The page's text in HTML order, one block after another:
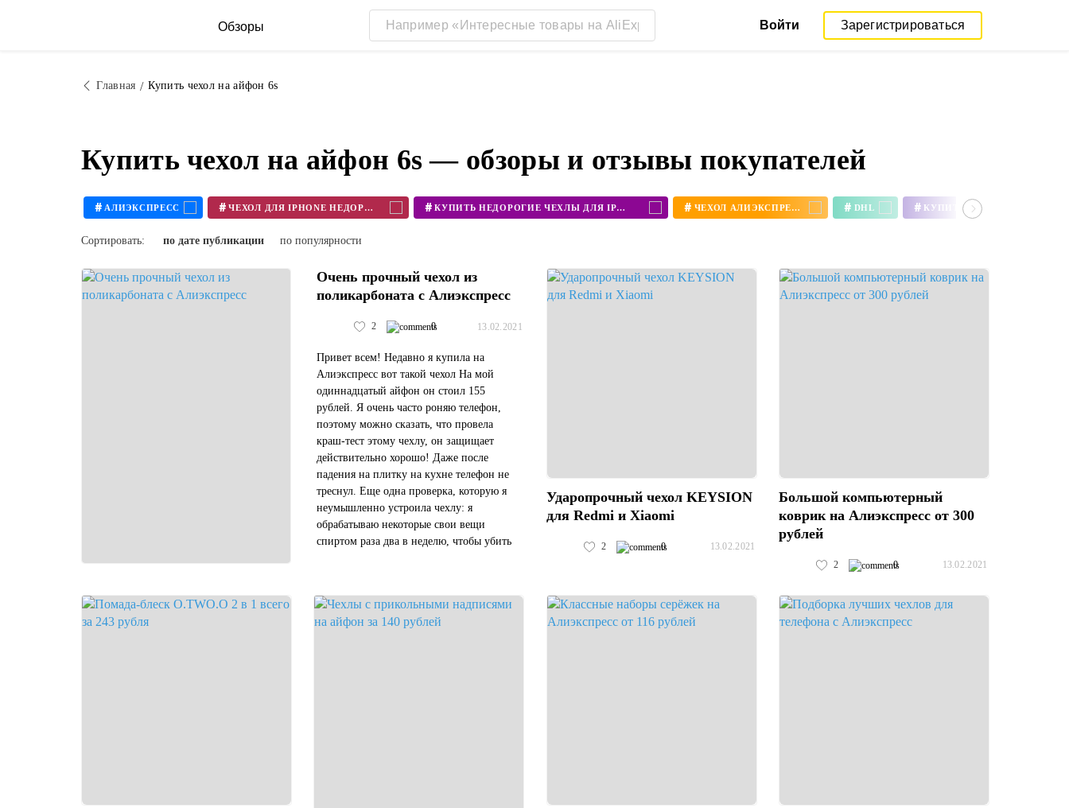
Обзоры Войти Зарегистрироваться
Главная Купить чехол на айфон 6s
Купить чехол на айфон 6s — обзоры и отзывы покупателей
# АЛИЭКСПРЕСС # ЧЕХОЛ ДЛЯ IPHONE НЕДОРОГО # КУПИТЬ НЕДОРОГИЕ ЧЕХЛЫ ДЛЯ IPHONE # ЧЕХОЛ АЛИЭКСПРЕСС # DHL #
Сортировать: по дате публикации по популярности
Очень прочный чехол из
поликарбоната с Алиэкспресс
2 0 13.02.2021
Привет всем! Недавно я купила на
Алиэкспресс вот такой чехол На мой
одиннадцатый айфон он стоил 155
рублей. Я очень часто роняю телефон,
поэтому можно сказать, что провела
краш-тест этому чехлу, он защищает
действительно хорошо! Даже после
падения на плитку на кухне телефон не
треснул. Еще одна проверка, которую я
неумышленно устроила чехлу: я
обрабатываю некоторые свои вещи
спиртом раза два в неделю, чтобы убить
Ударопрочный чехол KEYSION
для Redmi и Xiaomi
2 0 13.02.2021
Большой компьютерный
коврик на Алиэкспресс от 300
рублей
2 0 13.02.2021